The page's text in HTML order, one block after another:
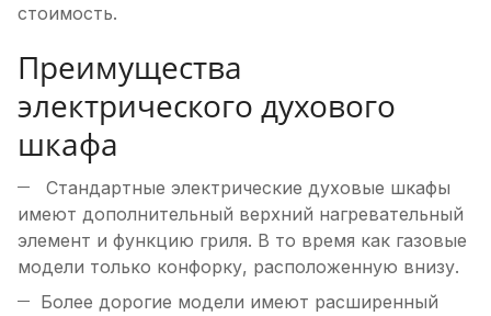
стоимость.
Преимущества
электрического духового
шкафа
Cтандартные электрические духовые шкафы
имеют дополнительный верхний нагревательный
элемент и функцию гриля. В то время как газовые
модели только конфорку, расположенную внизу.
Более дорогие модели имеют расширенный